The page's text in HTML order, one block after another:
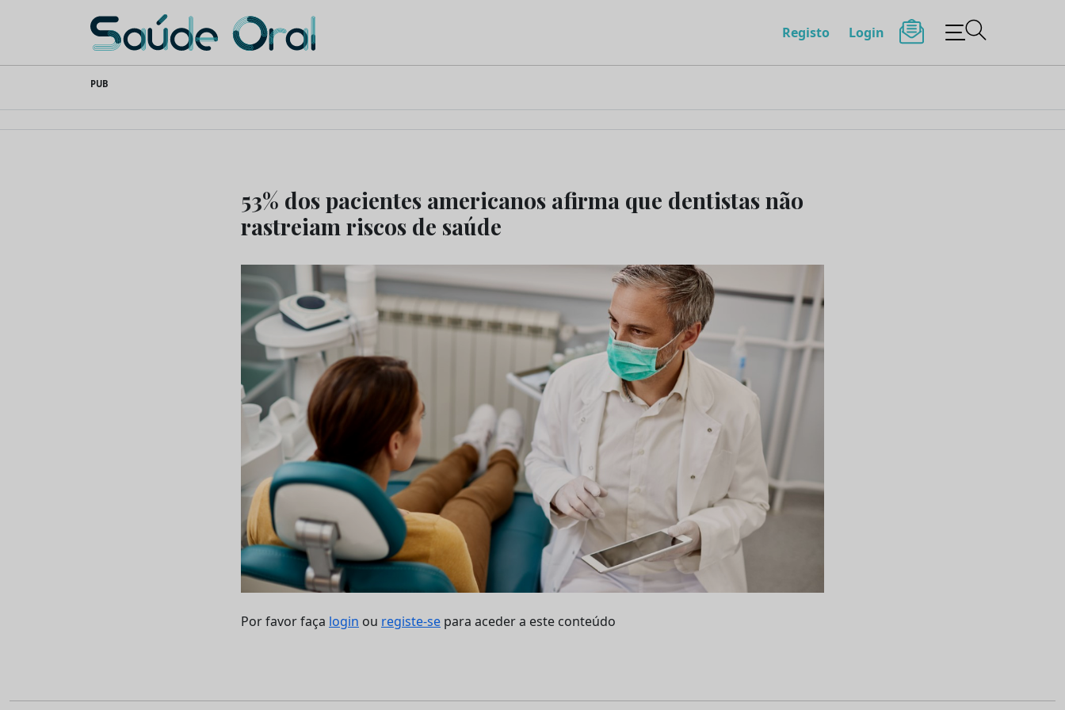
content
Saúde Oral Registo Login
PUB
53% dos pacientes americanos afirma que dentistas não
rastreiam riscos de saúde
Por favor faça login ou registe-se para aceder a este conteúdo